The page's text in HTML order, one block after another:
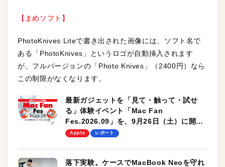
【まめソフト】
PhotoKnives Liteで書き出された画像には、ソフト名で
ある「PhotoKnives」というロゴが自動挿入されます
が、フルバージョンの「Photo Knives」（2400円）なら
この制限がなくなります。
最新ガジェットを「見て・触って・試せ
る」体験イベント「Mac Fan
Fes.2026.09」を、9月26日（土）に開催
します！
Apple レポート
落下実験。ケースでMacBook Neoを守れ